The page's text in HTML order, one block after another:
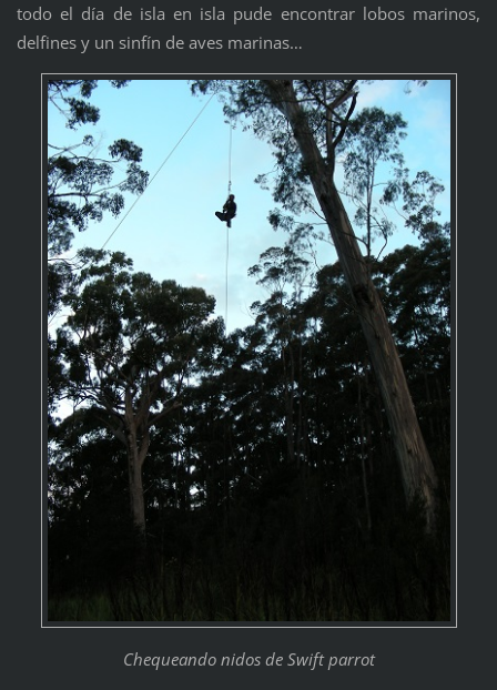
todo el día de isla en isla pude encontrar lobos marinos,
delfines y un sinfín de aves marinas…
Chequeando nidos de Swift parrot